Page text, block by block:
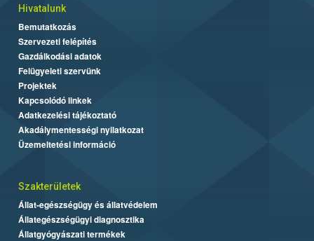
Hivatalunk
Bemutatkozás
Szervezeti felépítés
Gazdálkodási adatok
Felügyeleti szervünk
Projektek
Kapcsolódó linkek
Adatkezelési tájékoztató
Akadálymentességi nyilatkozat
Üzemeltetési információ
Szakterületek
Állat-egészségügy és állatvédelem
Állategészségügyi diagnosztika
Állatgyógyászati termékek